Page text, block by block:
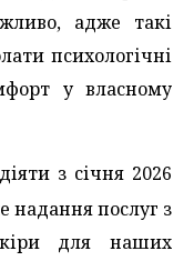
адже такі
психологічні
у власному
з січня 2026
надання послуг з
для наших